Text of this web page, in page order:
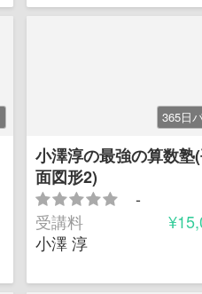
365日
小澤淳の最強の算数塾
面図形2)
-
受講料
小澤 淳